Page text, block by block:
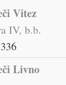
Vitez
IV, b.b.
Livno